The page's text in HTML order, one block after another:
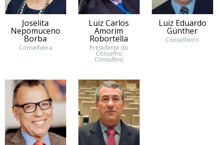
Joselita
Nepomuceno
Borba
Conselheira
Luiz Carlos
Amorim
Robortella
Presidente do
Conselho
Consultivo
Luiz Eduardo
Günther
Conselheiro